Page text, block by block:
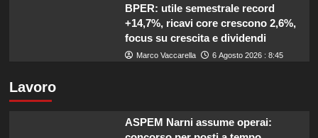
BPER: utile semestrale record
+14,7%, ricavi core crescono 2,6%,
focus su crescita e dividendi
Marco Vaccarella 6 Agosto 2026 : 8:45
Lavoro
ASPEM Narni assume operai: